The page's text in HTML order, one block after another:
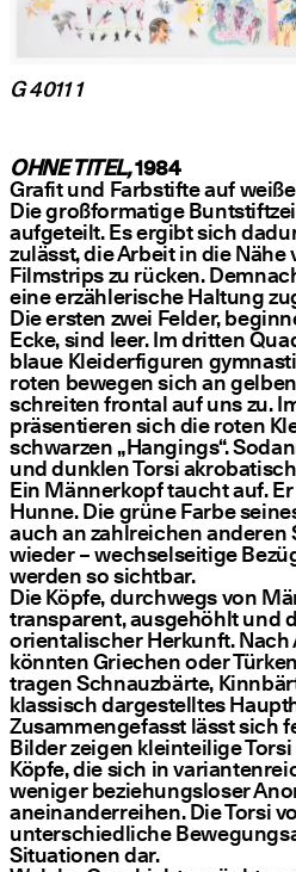
G 4011 1
OHNE TITEL,1984
Grafit und Farbstifte auf
Die großformatige
aufgeteilt. Es ergibt sich
zulässt, die Arbeit in die
Filmstrips zu rücken.
eine erzählerische Haltung
Die ersten zwei Felder,
Ecke, sind leer. Im dritten
blaue Kleiderfiguren
roten bewegen sich an
schreiten frontal auf uns zu.
präsentieren sich die roten
schwarzen„Hangings“.
und dunklen Torsi
Ein Männerkopf taucht auf.
Hunne. Die grüne Farbe
auch an zahlreichen
wieder – wechselseitige
werden so sichtbar.
Die Köpfe, durchwegs von
transparent, ausgehöhlt und
orientalischer Herkunft.
könnten Griechen oder
tragen Schnauzbärte,
klassisch dargestelltes
Zusammengefasst lässt sich
Bilder zeigen kleinteilige
Köpfe, die sich in
weniger beziehungsloser
aneinanderreihen. Die Torsi
unterschiedliche
Situationen dar.